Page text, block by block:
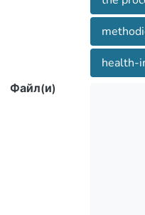
methods
health-
Файл(и)